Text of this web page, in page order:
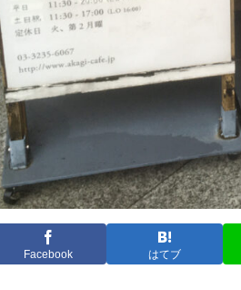
Facebook はてブ